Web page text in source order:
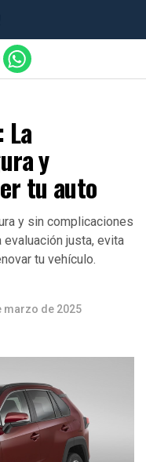
La
y
tu auto
y sin complicaciones
evaluación justa, evita
tu vehículo.
marzo de 2025
móvil